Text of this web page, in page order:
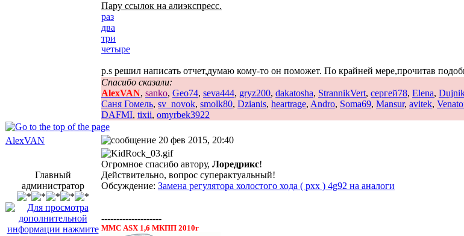
Пару ссылок на алиэкспресс.
раз
два
три
четыре
p.s решил написать отчет,думаю кому-то он поможет. По крайней мере,прочитав
Спасибо сказали:
AlexVAN, sanko, Geo74, seva444, gryz200, dakatosha, StrannikVert, сергей78, Elena,
Саня Гомель, sv_novok, smolk80, Dzianis, heartrage, Andro, Soma69, Mansur, avitek,
DAFMI, tixii, omyrbek3922
AlexVAN 20 фев 2015, 20:40
Главный
администратор
Огромное спасибо автору, Лоредрикс!
Действительно, вопрос суперактуальный!
Обсуждение: Замена регулятора холостого хода ( рхх ) 4g92 на аналоги
--------------------
ММС ASX 1,6 МКПП 2010г